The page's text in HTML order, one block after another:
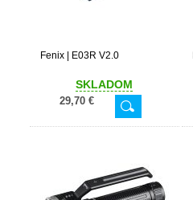
Fenix | E03R V2.0
SKLADOM
29,70 €